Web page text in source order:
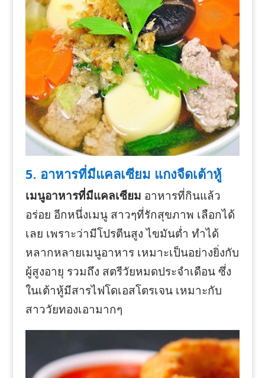
5. อาหารที่มีแคลเซียม แกงจืดเต้าหู้
เมนูอาหารที่มีแคลเซียม อาหารที่กินแล้ว
อร่อย อีกหนึ่งเมนู สาวๆที่รักสุขภาพ เลือกได้
เลย เพราะว่ามีโปรตีนสูง ไขมันต่ำ ทำได้
หลากหลายเมนูอาหาร เหมาะเป็นอย่างยิ่งกับ
ผู้สูงอายุ รวมถึง สตรีวัยหมดประจำเดือน ซึ่ง
ในเต้าหู้มีสารไฟโดเอสโตรเจน เหมาะกับ
สาววัยทองเอามากๆ